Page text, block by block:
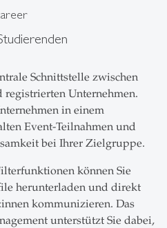
Schnittstelle zwischen
registrierten Unternehmen.
in einem
Event-Teilnahmen und
bei Ihrer Zielgruppe.
können Sie
herunterladen und direkt
kommunizieren. Das
unterstützt Sie dabei,